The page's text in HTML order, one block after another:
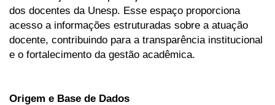
dos docentes da Unesp. Esse espaço proporciona
acesso a informações estruturadas sobre a atuação
docente, contribuindo para a transparência institucional
e o fortalecimento da gestão acadêmica.
Origem e Base de Dados